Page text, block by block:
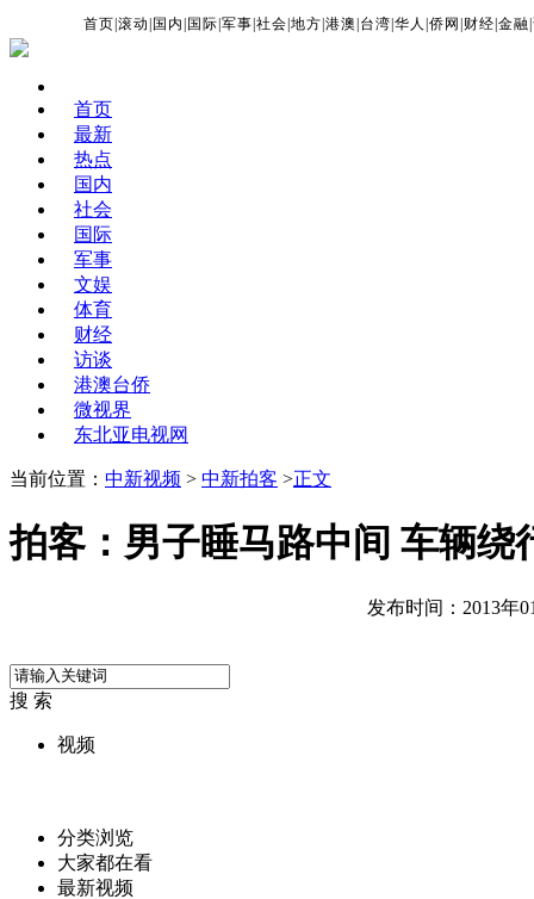
首页 |滚动 国内 国际 |军事 |社会 |地方 |港澳 台湾 |华人 |侨网 财经 |金融 |
首页
最新
热点
国内
社会
国际
军事
文娱
体育
财经
访谈
港澳台侨
微视界
东北亚电视网
当前位置： 中新视频 > 中新拍客 >正文
拍客：男子睡马路中间 车辆绕
发布时间：2013年
搜 索
视频
分类浏览
大家都在看
最新视频